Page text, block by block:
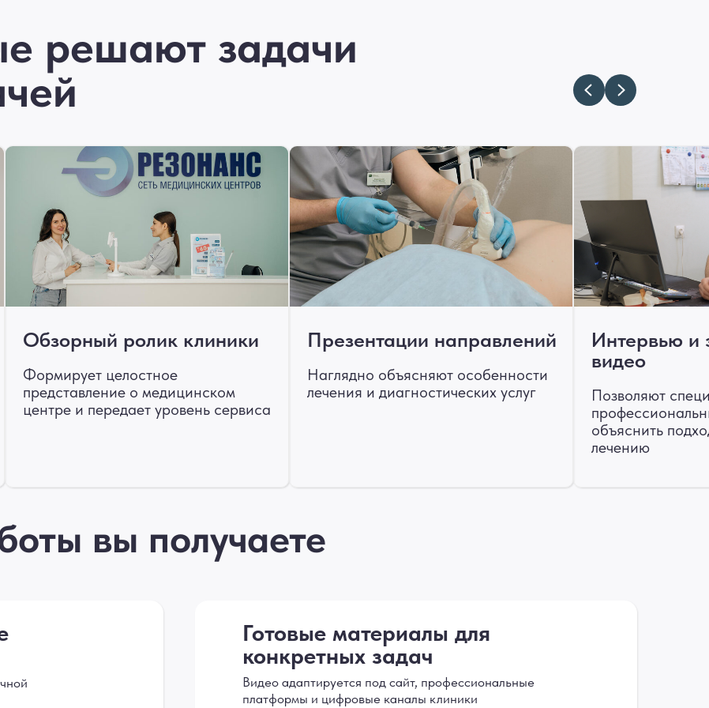
решают задачи
Обзорный ролик клиники
Формирует целостное
представление о медицинском
центре и передает уровень сервиса
Презентации направлений
Наглядно объясняют особенности
лечения и диагностических услуг
Интервью и
видео
Позволяют
объяснить
лечению
вы получаете
Готовые материалы для
конкретных задач
Видео адаптируется под сайт, профессиональные
платформы и цифровые каналы клиники